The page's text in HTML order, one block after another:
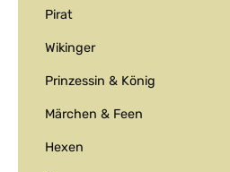
Pirat
Wikinger
Prinzessin & König
Märchen & Feen
Hexen